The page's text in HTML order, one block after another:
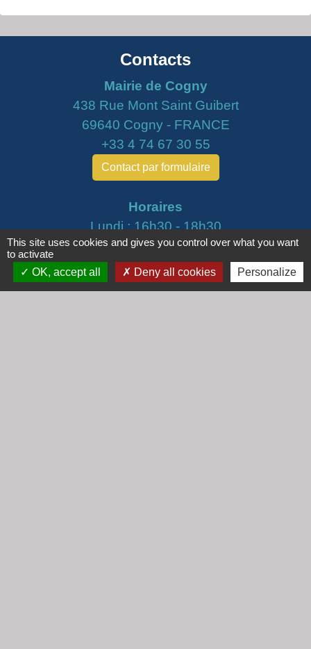
Contacts
Mairie de Cogny
438 Rue Mont Saint Guibert
69640 Cogny - FRANCE
+33 4 74 67 30 55
Contact par formulaire
Horaires
Lundi : 16h30 - 18h30
Mardi : 8h30 - 12h00
Mercredi : 9h00 - 12h00
Vendredi : 16h00 - 18h00
This site uses cookies and gives you control over what you want
to activate
OK, accept all
Deny all cookies Personalize